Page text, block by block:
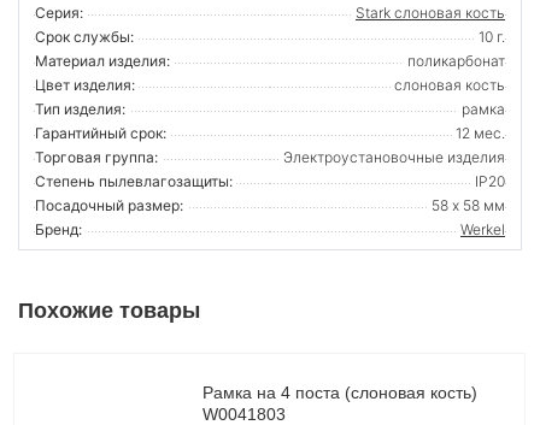
Серия:
Stark слоновая кость
Срок службы:
10 г.
Материал изделия:
поликарбонат
Цвет изделия:
слоновая кость
Тип изделия:
рамка
Гарантийный срок:
12 мес.
Торговая группа:
Электроустановочные изделия
Степень пылевлагозащиты:
IP20
Посадочный размер:
58 х 58 мм
Бренд:
Werkel
Похожие товары
Рамка на 4 поста (слоновая кость)
W0041803